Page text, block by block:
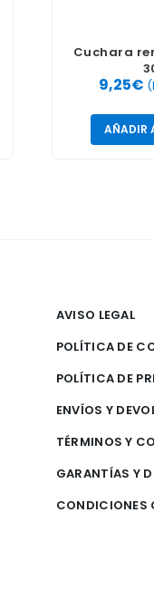
Cuchara
9,25€
AÑADIR
AVISO LEGAL
POLÍTICA DE
POLÍTICA DE
ENVÍOS Y
TÉRMINOS Y
GARANTÍAS Y
CONDICIONES